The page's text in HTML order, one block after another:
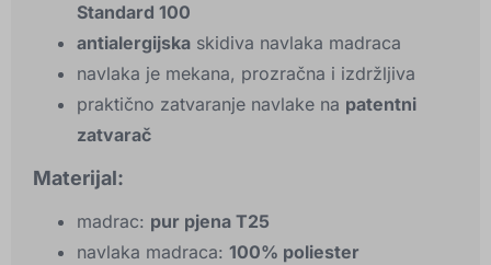
Standard 100
antialergijska skidiva navlaka madraca
navlaka je mekana, prozračna i izdržljiva
praktično zatvaranje navlake na patentni
zatvarač
Materijal:
madrac: pur pjena T25
navlaka madraca: 100% poliester